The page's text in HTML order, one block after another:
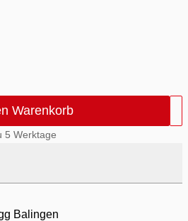
Warenkorb
5 Werktage
Balingen